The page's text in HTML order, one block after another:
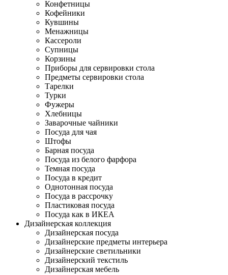
Конфетницы
Кофейники
Кувшины
Менажницы
Кассероли
Супницы
Корзины
Приборы для сервировки стола
Предметы сервировки стола
Тарелки
Турки
Фужеры
Хлебницы
Заварочные чайники
Посуда для чая
Штофы
Барная посуда
Посуда из белого фарфора
Темная посуда
Посуда в кредит
Однотонная посуда
Посуда в рассрочку
Пластиковая посуда
Посуда как в ИКЕА
Дизайнерская коллекция
Дизайнерская посуда
Дизайнерские предметы интерьера
Дизайнерские светильники
Дизайнерский текстиль
Дизайнерская мебель